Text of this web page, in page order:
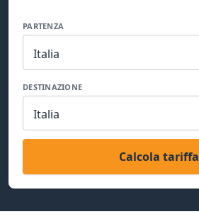
PARTENZA
Italia
DESTINAZIONE
Italia
Calcola tariffa